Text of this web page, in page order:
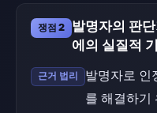
쟁점 2
발명자의 판
에의 실질적
근거 법리
발명자로 인
를 해결하기